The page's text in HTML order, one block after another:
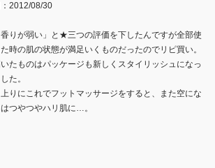
2012/08/30
りが弱い」と★三つの評価を下したんですが全部使
時の肌の状態が満足いくものだったのでリピ買い。
たものはパッケージも新しくスタイリッシュになっ
た。
りにこれでフットマッサージをすると、また空にな
つやつやハリ肌に…。